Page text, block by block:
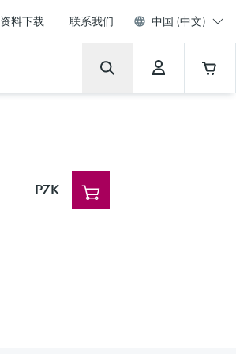
资料下载 联系我们 中国 (中文)
PZK